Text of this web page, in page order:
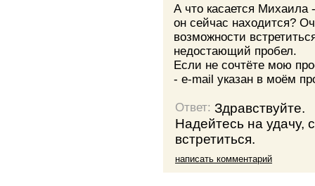
А что касается
он сейчас находится?
возможности
недостающий пробел.
Если не сочтёте мою
- e-mail указан в моём
Ответ:Здравствуйте.
Надейтесь на удачу,
встретиться.
написать комментарий